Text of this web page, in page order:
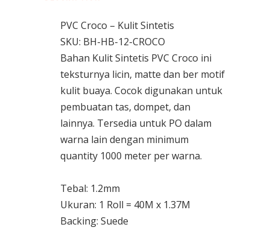
PVC Croco – Kulit Sintetis
SKU: BH-HB-12-CROCO
Bahan Kulit Sintetis PVC Croco ini
teksturnya licin, matte dan ber motif
kulit buaya. Cocok digunakan untuk
pembuatan tas, dompet, dan
lainnya. Tersedia untuk PO dalam
warna lain dengan minimum
quantity 1000 meter per warna.
Tebal: 1.2mm
Ukuran: 1 Roll = 40M x 1.37M
Backing: Suede